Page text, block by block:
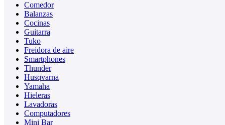
Comedor
Balanzas
Cocinas
Guitarra
Tuko
Freidora de aire
Smartphones
Thunder
Husqvarna
Yamaha
Hieleras
Lavadoras
Computadores
Mini Bar